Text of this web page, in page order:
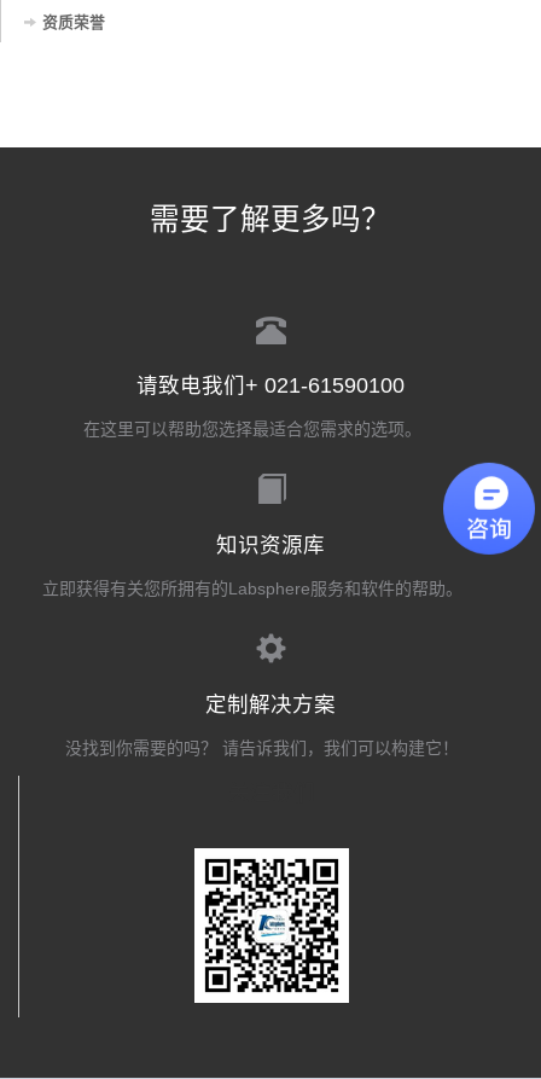
资质荣誉
需要了解更多吗？
请致电我们+ 021-61590100
在这里可以帮助您选择最适合您需求的选项。
知识资源库
立即获得有关您所拥有的Labsphere服务和软件的帮助。
定制解决方案
没找到你需要的吗？ 请告诉我们，我们可以构建它！